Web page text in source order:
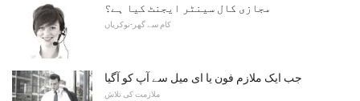
مجازی کال سینٹر ایجنٹ کیا ہے؟
کام سے گھر-نوکریاں
جب ایک ملازم فون یا ای میل سے آپ کو آگیا
ملازمت کی تلاش